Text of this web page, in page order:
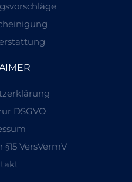
DSGVO
VersVermV